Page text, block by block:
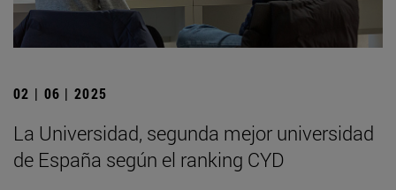
02 | 06 | 2025
La Universidad, segunda mejor universidad
de España según el ranking CYD